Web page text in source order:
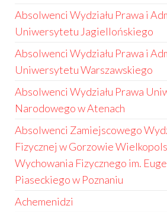
Absolwenci Wydziału Prawa i
Uniwersytetu Jagiellońskiego
Absolwenci Wydziału Prawa i
Uniwersytetu Warszawskiego
Absolwenci Wydziału Prawa
Narodowego w Atenach
Absolwenci Zamiejscowego
Fizycznej w Gorzowie
Wychowania Fizycznego im.
Piaseckiego w Poznaniu
Achemenidzi